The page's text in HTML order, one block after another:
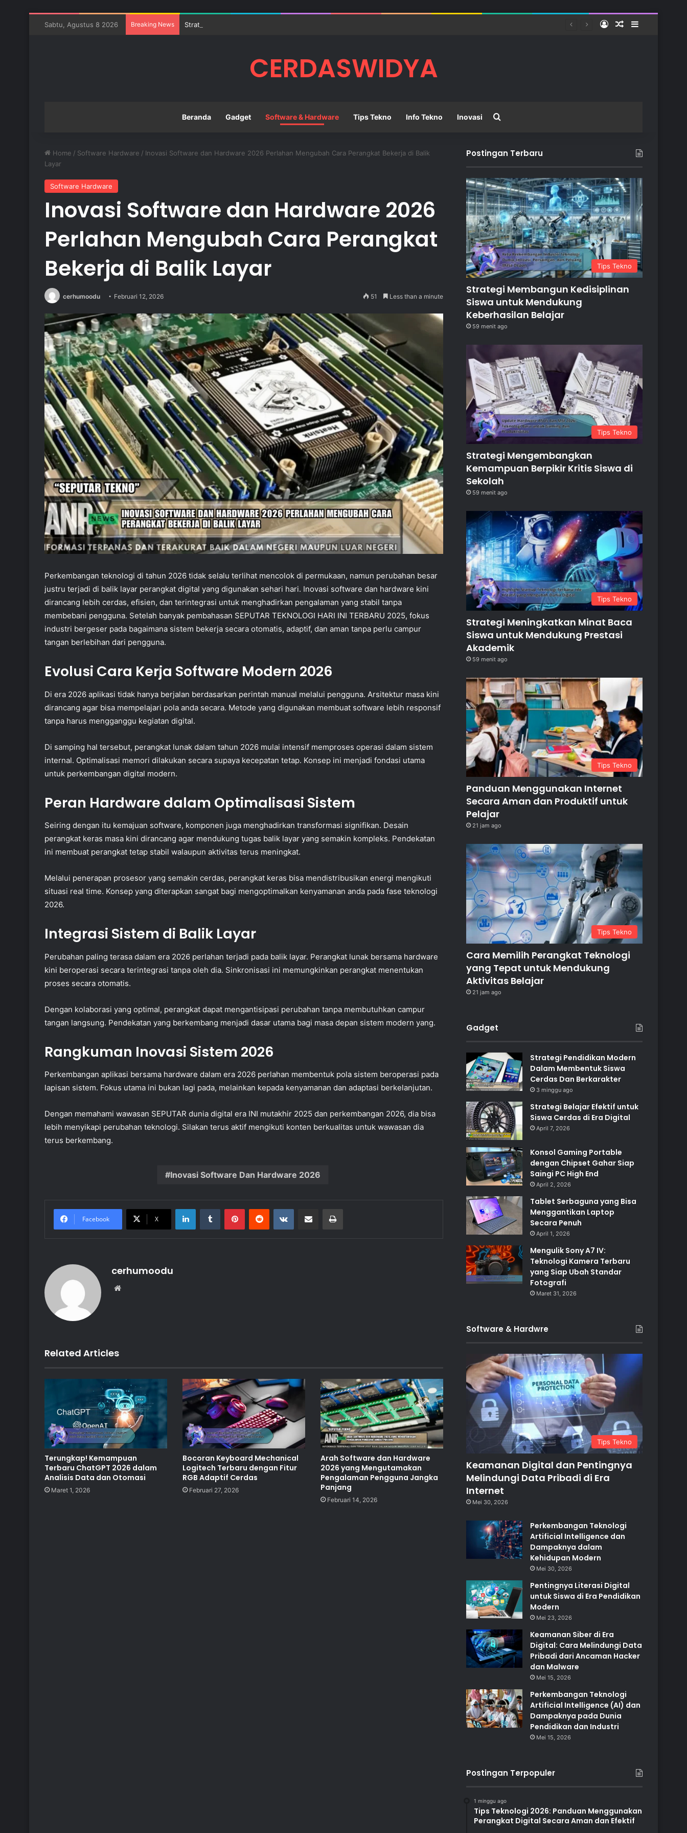
Sabtu, Agustus 8 2026 Breaking News Strategi Mengembangkan Kemampuan Berpikir Kritis Siswa di Sekolah Log InRandom Article
Sidebar
CERDASWIDYA
Beranda Gadget Software & Hardware Tips Tekno Info Tekno Inovasi
Home / Software Hardware / Inovasi Software dan Hardware 2026 Perlahan Mengubah Cara Perangkat Bekerja di Balik
Layar
Software Hardware
Inovasi Software dan Hardware 2026
Perlahan Mengubah Cara Perangkat
Bekerja di Balik Layar
cerhumoodu Februari 12, 2026 51 Less than a minute
Perkembangan teknologi di tahun 2026 tidak selalu terlihat mencolok di permukaan, namun perubahan besar
justru terjadi di balik layar perangkat digital yang digunakan sehari hari. Inovasi software dan hardware kini
dirancang lebih cerdas, efisien, dan terintegrasi untuk menghadirkan pengalaman yang stabil tanpa
membebani pengguna. Setelah banyak pembahasan SEPUTAR TEKNOLOGI HARI INI TERBARU 2025, fokus
industri bergeser pada bagaimana sistem bekerja secara otomatis, adaptif, dan aman tanpa perlu campur
tangan berlebihan dari pengguna.
Evolusi Cara Kerja Software Modern 2026
Di era 2026 aplikasi tidak hanya berjalan berdasarkan perintah manual melalui pengguna. Arsitektur masa kini
dirancang agar bisa mempelajari pola anda secara. Metode yang digunakan membuat software lebih responsif
tanpa harus mengganggu kegiatan digital.
Di samping hal tersebut, perangkat lunak dalam tahun 2026 mulai intensif memproses operasi dalam sistem
internal. Optimalisasi memori dilakukan secara supaya kecepatan tetap. Konsep ini menjadi fondasi utama
untuk perkembangan digital modern.
Peran Hardware dalam Optimalisasi Sistem
Seiring dengan itu kemajuan software, komponen juga menghadirkan transformasi signifikan. Desain
perangkat keras masa kini dirancang agar mendukung tugas balik layar yang semakin kompleks. Pendekatan
ini membuat perangkat tetap stabil walaupun aktivitas terus meningkat.
Melalui penerapan prosesor yang semakin cerdas, perangkat keras bisa mendistribusikan energi mengikuti
situasi real time. Konsep yang diterapkan sangat bagi mengoptimalkan kenyamanan anda pada fase teknologi
2026.
Integrasi Sistem di Balik Layar
Perubahan paling terasa dalam era 2026 perlahan terjadi pada balik layar. Perangkat lunak bersama hardware
kini beroperasi secara terintegrasi tanpa oleh dia. Sinkronisasi ini memungkinkan perangkat menentukan
proses secara otomatis.
Dengan kolaborasi yang optimal, perangkat dapat mengantisipasi perubahan tanpa membutuhkan campur
tangan langsung. Pendekatan yang berkembang menjadi dasar utama bagi masa depan sistem modern yang.
Rangkuman Inovasi Sistem 2026
Perkembangan aplikasi bersama hardware dalam era 2026 perlahan membentuk pola sistem beroperasi pada
lapisan sistem. Fokus utama ini bukan lagi pada, melainkan kepada kenyamanan dan adaptasi berkelanjutan.
Dengan memahami wawasan SEPUTAR dunia digital era INI mutakhir 2025 dan perkembangan 2026, dia bisa
lebih menyikapi perubahan teknologi. Silakan terus aktif mengikuti konten berkualitas untuk wawasan dia
terus berkembang.
Inovasi Software Dan Hardware 2026
Facebook X
LinkedInTumblr PinterestReddit VKontakteShare via Email Print
cerhumoodu
Related Articles
Terungkap! Kemampuan
Terbaru ChatGPT 2026 dalam
Analisis Data dan Otomasi
Maret 1, 2026
Bocoran Keyboard Mechanical
Logitech Terbaru dengan Fitur
RGB Adaptif Cerdas
Februari 27, 2026
Arah Software dan Hardware
2026 yang Mengutamakan
Pengalaman Pengguna Jangka
Panjang
Februari 14, 2026
Postingan Terbaru
Tips Tekno
Strategi Membangun Kedisiplinan
Siswa untuk Mendukung
Keberhasilan Belajar
59 menit ago
Tips Tekno
Strategi Mengembangkan
Kemampuan Berpikir Kritis Siswa di
Sekolah
59 menit ago
Tips Tekno
Strategi Meningkatkan Minat Baca
Siswa untuk Mendukung Prestasi
Akademik
59 menit ago
Tips Tekno
Panduan Menggunakan Internet
Secara Aman dan Produktif untuk
Pelajar
21 jam ago
Tips Tekno
Cara Memilih Perangkat Teknologi
yang Tepat untuk Mendukung
Aktivitas Belajar
21 jam ago
Gadget
Strategi Pendidikan Modern
Dalam Membentuk Siswa
Cerdas Dan Berkarakter
3 minggu ago
Strategi Belajar Efektif untuk
Siswa Cerdas di Era Digital
April 7, 2026
Konsol Gaming Portable
dengan Chipset Gahar Siap
Saingi PC High End
April 2, 2026
Tablet Serbaguna yang Bisa
Menggantikan Laptop
Secara Penuh
April 1, 2026
Mengulik Sony A7 IV:
Teknologi Kamera Terbaru
yang Siap Ubah Standar
Fotografi
Maret 31, 2026
Software & Hardwre
Tips Tekno
Keamanan Digital dan Pentingnya
Melindungi Data Pribadi di Era
Internet
Mei 30, 2026
Perkembangan Teknologi
Artificial Intelligence dan
Dampaknya dalam
Kehidupan Modern
Mei 30, 2026
Pentingnya Literasi Digital
untuk Siswa di Era Pendidikan
Modern
Mei 23, 2026
Keamanan Siber di Era
Digital: Cara Melindungi Data
Pribadi dari Ancaman Hacker
dan Malware
Mei 15, 2026
Perkembangan Teknologi
Artificial Intelligence (AI) dan
Dampaknya pada Dunia
Pendidikan dan Industri
Mei 15, 2026
Postingan Terpopuler
1 minggu ago
Tips Teknologi 2026: Panduan Menggunakan
Perangkat Digital Secara Aman dan Efektif